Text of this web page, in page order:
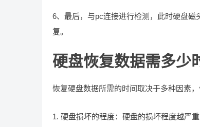
6、最后，与pc连接进行检测，此时硬盘
复。
硬盘恢复数据需多少
恢复硬盘数据所需的时间取决于多种因素，
1. 硬盘损坏的程度：硬盘的损坏程度越严